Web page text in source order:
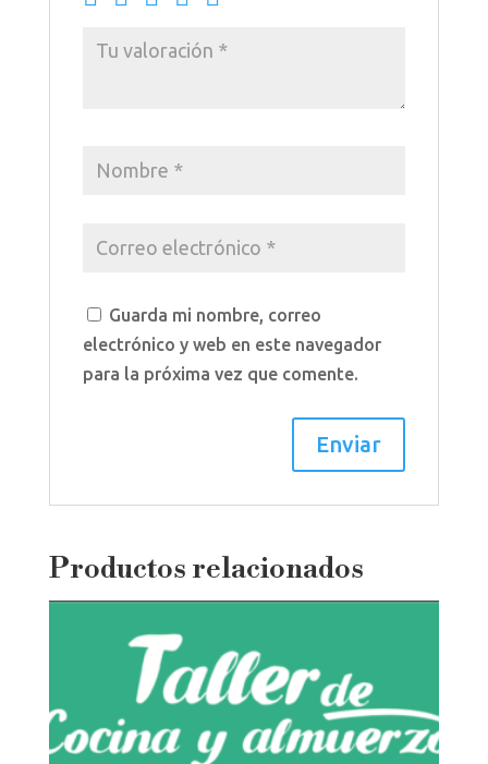
Guarda mi nombre, correo
electrónico y web en este navegador
para la próxima vez que comente.
Productos relacionados